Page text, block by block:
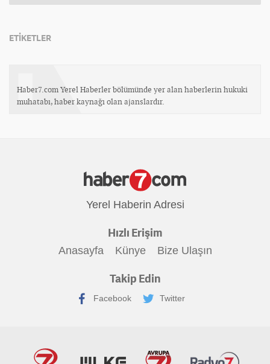
ETİKETLER
Haber7.com Yerel Haberler bölümünde yer alan haberlerin hukuki
muhatabı, haber kaynağı olan ajanslardır.
Yerel Haberin Adresi
Hızlı Erişim
Anasayfa Künye Bize Ulaşın
Takip Edin
Facebook Twitter